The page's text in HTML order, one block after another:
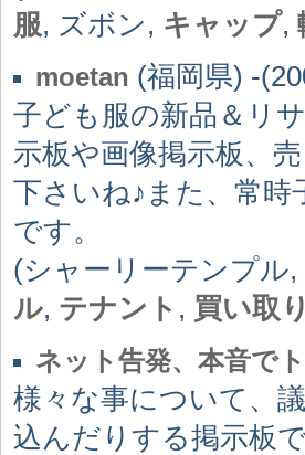
服, ズボン, キャップ,
moetan (福岡県) -
子ども服の新品＆リ
示板や画像掲示板、
下さいね♪また、常
です。
(シャーリーテンプル,
ル, テナント , 買い取
ネット告発、本音で
様々な事について、
込んだりする掲示板